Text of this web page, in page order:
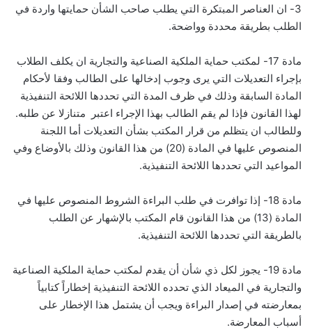
3- ان العناصر المبتكرة التي يطلب صاحب الشأن حمايتها واردة في
الطلب بطريقة محددة وواضحة.
مادة 17- لمكتب حماية الملكية الصناعية والتجارية ان يكلف الطلاب
بإجراء التعديلات التي يرى وجوب إدخالها على الطالب وفقا لأحكام
المادة السابقة وذلك في ظرف المدة التي تحددها اللائحة التنفيذية
لهذا القانون فإذا لم يقم الطالب بهذا الإجراء اعتبر متنازلا عن طلبه.
وللطالب ان يتظلم من قرار المكتب بشأن التعديلات أما اللجنة
المنصوص عليها في المادة (20) من هذا القانون وذلك بالأوضاع وفي
المواعيد التي تحددها اللائحة التنفيذية.
مادة 18- إذا توافرت في طلب البراءة الشروط المنصوص عليها في
المادة (13) من هذا القانون قام المكتب بالإشهار عن الطلب
بالطريقة التي تحددها اللائحة التنفيذية.
مادة 19- يجوز لكل ذي شأن أن يقدم لمكتب حماية الملكية الصناعية
والتجارية في الميعاد الذي تحدده اللائحة التنفيذية إخطاراً كتابياً
بمعارضته في إصدار البراءة ويجب أن يشتمل هذا الإخطار على
أسباب المعارضة.